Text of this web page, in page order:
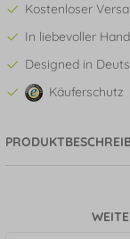
Kostenloser
In liebevoller
Designed in
Käuferschutz